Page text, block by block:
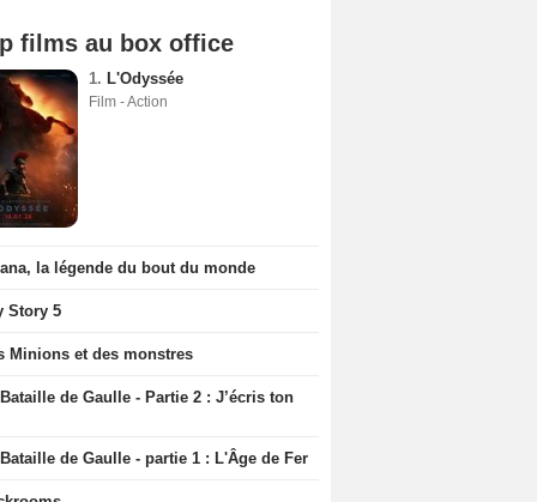
films au box office
1. L'Odyssée
Film - Action
la légende du bout du monde
Story 5
Minions et des monstres
de Gaulle - Partie 2 : J’écris ton
de Gaulle - partie 1 : L'Âge de Fer